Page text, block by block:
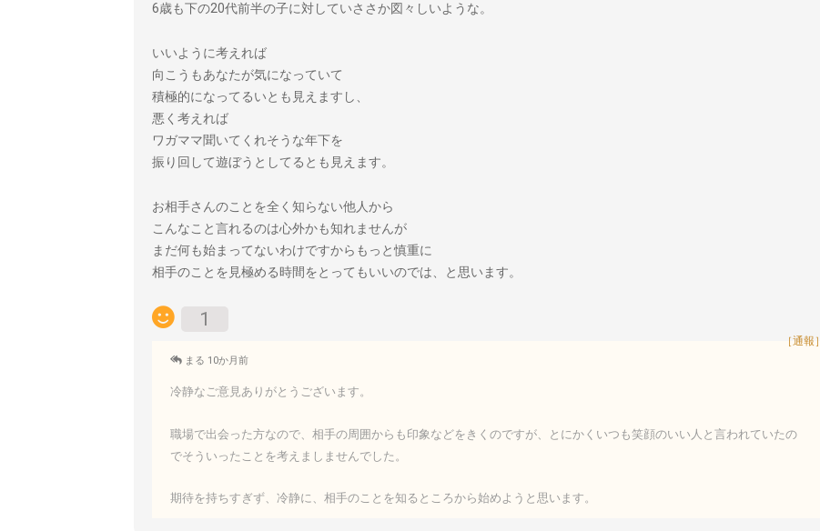
6歳も下の20代前半の子に対していささか図々しいような。
いいように考えれば
向こうもあなたが気になっていて
積極的になってるいとも見えますし、
悪く考えれば
ワガママ聞いてくれそうな年下を
振り回して遊ぼうとしてるとも見えます。
お相手さんのことを全く知らない他人から
こんなこと言れるのは心外かも知れませんが
まだ何も始まってないわけですからもっと慎重に
相手のことを見極める時間をとってもいいのでは、と思います。
1
［通報］
まる 10か月前
冷静なご意見ありがとうございます。
職場で出会った方なので、相手の周囲からも印象などをきくのですが、とにかくいつも笑顔のいい人と言われていたの
でそういったことを考えましませんでした。
期待を持ちすぎず、冷静に、相手のことを知るところから始めようと思います。